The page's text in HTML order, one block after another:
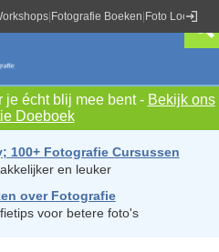
Fotografie Boeken Foto Locaties
je écht blij mee bent - Bekijk ons
Doeboek
100+ Fotografie Cursussen
en leuker
over Fotografie
voor betere foto's